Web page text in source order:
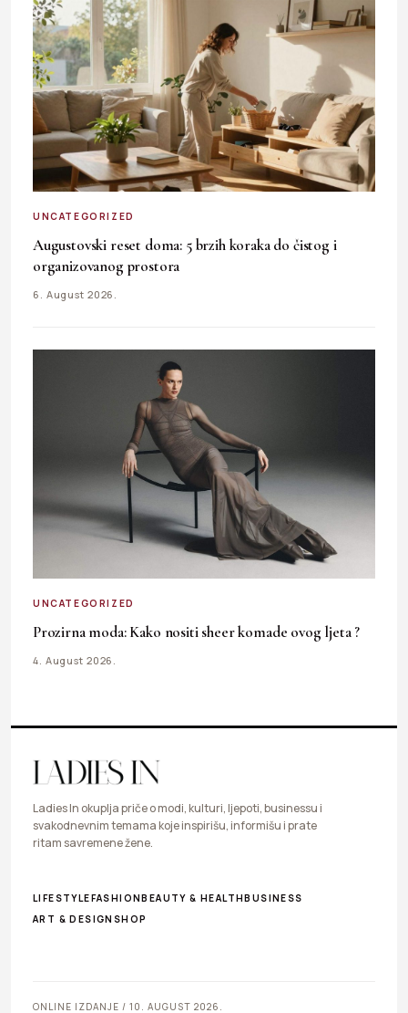
UNCATEGORIZED
Augustovski reset doma: 5 brzih koraka do čistog i
organizovanog prostora
6. August 2026.
UNCATEGORIZED
Prozirna moda: Kako nositi sheer komade ovog ljeta ?
4. August 2026.
Ladies In okuplja priče o modi, kulturi, ljepoti, businessu i
svakodnevnim temama koje inspirišu, informišu i prate
ritam savremene žene.
LIFESTYLEFASHIONBEAUTY & HEALTHBUSINESS
ART & DESIGN SHOP
ONLINE IZDANJE / 10. AUGUST 2026.